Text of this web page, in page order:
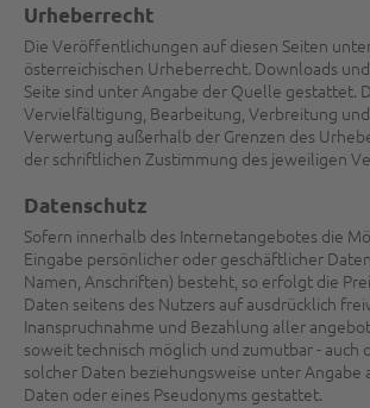
Urheberrecht
Die Veröffentlichungen auf diesen Seiten
österreichischen Urheberrecht. Downloads
Seite sind unter Angabe der Quelle gestattet.
Vervielfältigung, Bearbeitung, Verbreitung
Verwertung außerhalb der Grenzen des
der schriftlichen Zustimmung des jeweiligen
Datenschutz
Sofern innerhalb des Internetangebotes die
Eingabe persönlicher oder geschäftlicher
Namen, Anschriften) besteht, so erfolgt die
Daten seitens des Nutzers auf ausdrücklich
Inanspruchnahme und Bezahlung aller
soweit technisch möglich und zumutbar - auch
solcher Daten beziehungsweise unter Angabe
Daten oder eines Pseudonyms gestattet.